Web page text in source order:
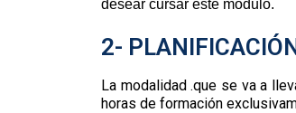
desear cursar este módulo.
2-
La modalidad .que se va a
horas de formación